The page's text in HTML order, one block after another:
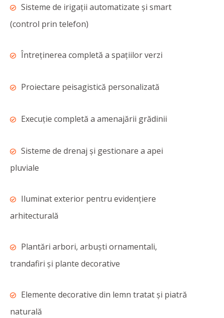
Sisteme de irigații automatizate și smart
(control prin telefon)
Întreținerea completă a spațiilor verzi
Proiectare peisagistică personalizată
Execuție completă a amenajării grădinii
Sisteme de drenaj și gestionare a apei
pluviale
Iluminat exterior pentru evidențiere
arhitecturală
Plantări arbori, arbuști ornamentali,
trandafiri și plante decorative
Elemente decorative din lemn tratat și piatră
naturală